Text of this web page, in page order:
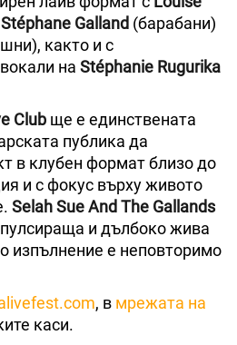
Stéphane Galland (барабани)
както и с
на Stéphanie Rugurika
Club ще е единствената
публика да
в клубен формат близо до
и с фокус върху живото
Selah Sue And The Gallands
и дълбоко жива
изпълнение е неповторимо
, в мрежата на
каси.